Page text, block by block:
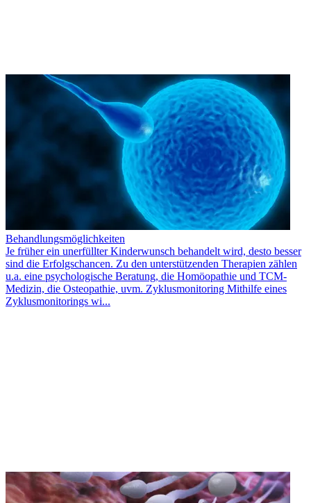
Behandlungsmöglichkeiten
Je früher ein unerfüllter Kinderwunsch behandelt wird, desto besser
sind die Erfolgschancen. Zu den unterstützenden Therapien zählen
u.a. eine psychologische Beratung, die Homöopathie und TCM-
Medizin, die Osteopathie, uvm. Zyklusmonitoring Mithilfe eines
Zyklusmonitorings wi...